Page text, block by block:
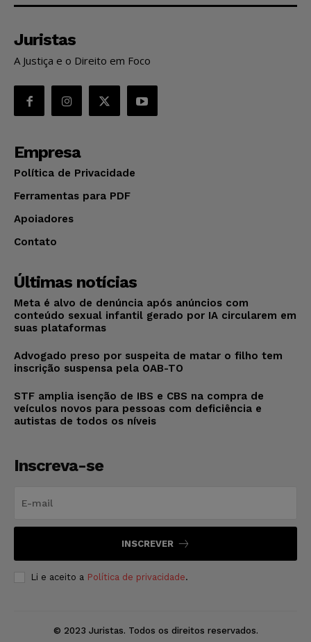
Juristas
A Justiça e o Direito em Foco
Empresa
Política de Privacidade
Ferramentas para PDF
Apoiadores
Contato
Últimas notícias
Meta é alvo de denúncia após anúncios com
conteúdo sexual infantil gerado por IA circularem em
suas plataformas
Advogado preso por suspeita de matar o filho tem
inscrição suspensa pela OAB-TO
STF amplia isenção de IBS e CBS na compra de
veículos novos para pessoas com deficiência e
autistas de todos os níveis
Inscreva-se
INSCREVER
Li e aceito a Política de privacidade.
© 2023 Juristas. Todos os direitos reservados.